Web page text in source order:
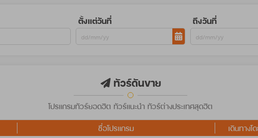
ตั้งแต่วันที่ ถึงวันที่
ทัวร์ดันขาย
โปรแกรมทัวร์ยอดฮิต ทัวร์แนะนำ ทัวร์ต่างประเทศสุดฮิต
ชื่อโปรแกรม เดินทางโ